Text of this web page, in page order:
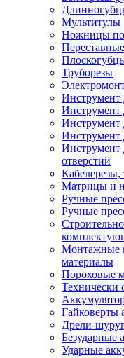
Мультитулы
Ножницы по
Труборезы
Инструмент
Инструмент
Инструмент
Инструмент
отверстий
Матрицы и
Ручные
Ручные
Монтажные
материалы
Пороховые
Технически
Гайковерты
Дрели-
Безударные
Ударные